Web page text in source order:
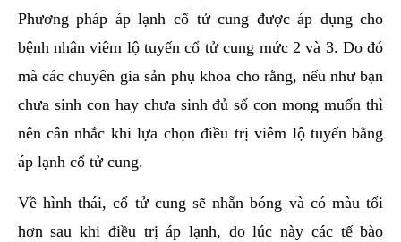
Phương pháp áp lạnh cổ tử cung được áp dụng cho
bệnh nhân viêm lộ tuyến cổ tử cung mức 2 và 3. Do đó
mà các chuyên gia sản phụ khoa cho rằng, nếu như bạn
chưa sinh con hay chưa sinh đủ số con mong muốn thì
nên cân nhắc khi lựa chọn điều trị viêm lộ tuyến bằng
áp lạnh cổ tử cung.
Về hình thái, cổ tử cung sẽ nhẵn bóng và có màu tối
hơn sau khi điều trị áp lạnh, do lúc này các tế bào